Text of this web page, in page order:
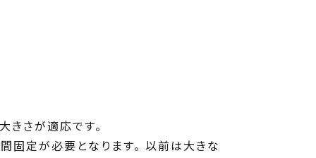
さが適応です。
固定が必要となります。 以前は大きな